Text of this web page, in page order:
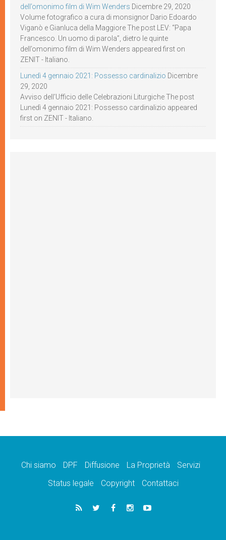
dell’omonimo film di Wim Wenders Dicembre 29, 2020
Volume fotografico a cura di monsignor Dario Edoardo
Viganò e Gianluca della Maggiore The post LEV: “Papa
Francesco. Un uomo di parola”, dietro le quinte
dell’omonimo film di Wim Wenders appeared first on
ZENIT - Italiano.
Lunedì 4 gennaio 2021: Possesso cardinalizio Dicembre
29, 2020
Avviso dell’Ufficio delle Celebrazioni Liturgiche The post
Lunedì 4 gennaio 2021: Possesso cardinalizio appeared
first on ZENIT - Italiano.
Chi siamo DPF Diffusione La Proprietà
Servizi
Status legale
Copyright Contattaci